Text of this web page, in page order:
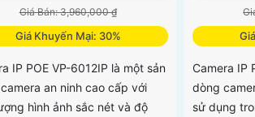
Giá Bán: 3,960,000 ₫
Giá Khuyến Mại: 30%
IP POE VP-6012IP là một sản
an ninh cao cấp với
hình ảnh sắc nét và độ
Camera IP
dòng
sử dụng